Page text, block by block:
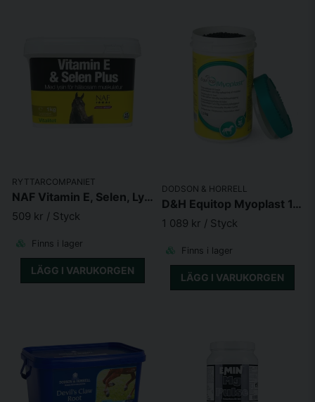
RYTTARCOMPANIET
NAF Vitamin E, Selen, Lysin 1kg
509 kr / Styck
Finns i lager
LÄGG I VARUKORGEN
DODSON & HORRELL
D&H Equitop Myoplast 1,5kg
1 089 kr / Styck
Finns i lager
LÄGG I VARUKORGEN